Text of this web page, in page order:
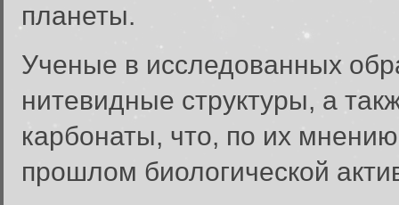
планеты.
Ученые в исследованных
нитевидные структуры, а
карбонаты, что, по их
прошлом биологической